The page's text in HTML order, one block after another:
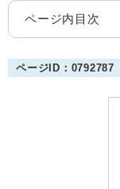
ページ内目次
ページID：0792787